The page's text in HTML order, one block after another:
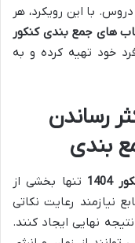
با این رویکرد، هر
های جمع بندی کنکور
خود تهیه کرده و به
رساندن
بندی
تنها بخشی از
نیازمند رعایت نکاتی
نهایی ایجاد کنند.